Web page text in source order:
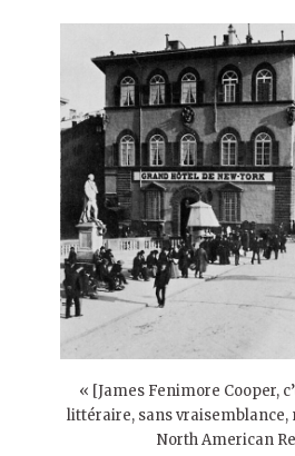
« [James Fenimore Cooper,
littéraire, sans
North American